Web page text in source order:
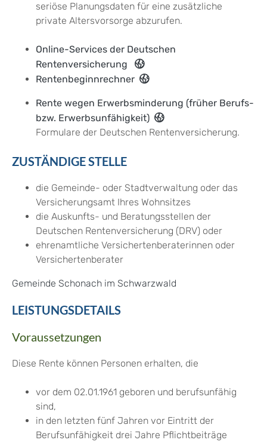
seriöse Planungsdaten für eine zusätzliche
private Altersvorsorge abzurufen.
Online-Services der Deutschen
Rentenversicherung
Rentenbeginnrechner
Rente wegen Erwerbsminderung (früher Berufs-
bzw. Erwerbsunfähigkeit)
Formulare der Deutschen Rentenversicherung.
ZUSTÄNDIGE STELLE
die Gemeinde- oder Stadtverwaltung oder das
Versicherungsamt Ihres Wohnsitzes
die Auskunfts- und Beratungsstellen der
Deutschen Rentenversicherung (DRV) oder
ehrenamtliche Versichertenberaterinnen oder
Versichertenberater
Gemeinde Schonach im Schwarzwald
LEISTUNGSDETAILS
Voraussetzungen
Diese Rente können Personen erhalten, die
vor dem 02.01.1961 geboren und berufsunfähig
sind,
in den letzten fünf Jahren vor Eintritt der
Berufsunfähigkeit drei Jahre Pflichtbeiträge